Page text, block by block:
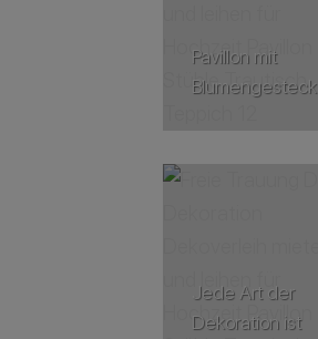
Pavillon mit
Blumengesteck
Jede Art der
Dekoration ist